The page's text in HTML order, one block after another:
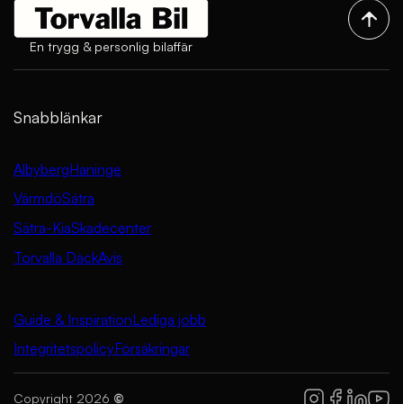
En trygg & personlig bilaffär
Snabblänkar
AlbybergHaninge
VärmdöSätra
Sätra-KiaSkadecenter
Torvalla DäckAvis
Guide & InspirationLediga jobb
IntegritetspolicyFörsäkringar
Copyright 2026 ©